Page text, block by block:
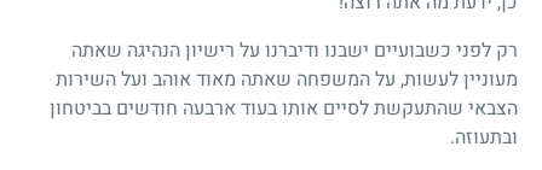
רק לפני כשבועיים ישבנו ודיברנו על רישיון הנהיגה שאתה
מעוניין לעשות, על המשפחה שאתה מאוד אוהב ועל השירות
הצבאי שהתעקשת לסיים אותו בעוד ארבעה חודשים בביטחון
ובתעוזה.